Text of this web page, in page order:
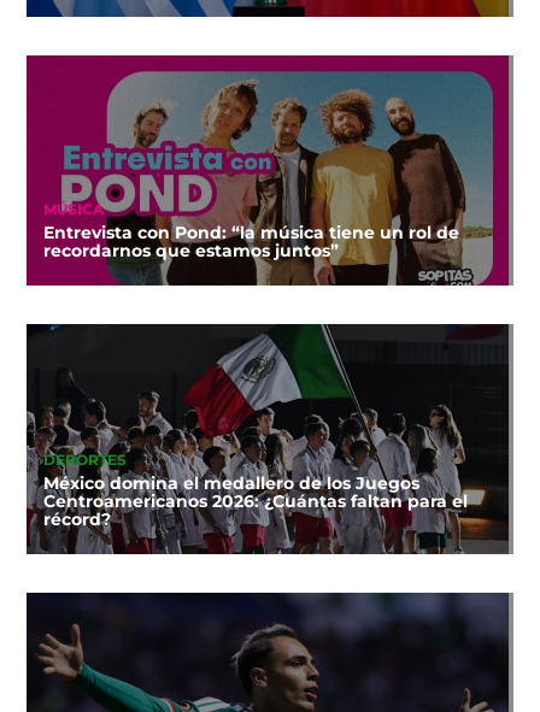
MÚSICA
Entrevista con Pond: “la música tiene un rol de
recordarnos que estamos juntos”
DEPORTES
México domina el medallero de los Juegos
Centroamericanos 2026: ¿Cuántas faltan para el
récord?